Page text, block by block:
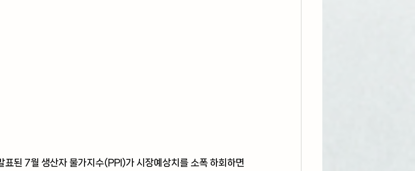
표된 7월 생산자 물가지수(PPI)가 시장예상치를 소폭 하회하면